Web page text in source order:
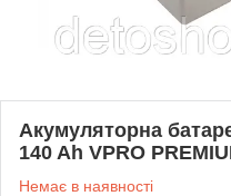
Акумуляторна
140 Ah VPRO
Немає в наявності